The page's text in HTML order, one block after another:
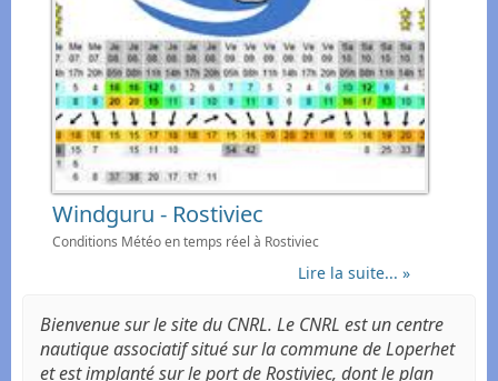
Windguru - Rostiviec
Conditions Météo en temps réel à Rostiviec
Lire la suite... »
Bienvenue sur le site du CNRL. Le CNRL est un centre
nautique associatif situé sur la commune de Loperhet
et est implanté sur le port de Rostiviec, dont le plan